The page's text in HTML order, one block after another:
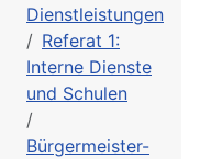
Dienstleistungen
Referat 1:
Interne Dienste
und Schulen
Bürgermeister-